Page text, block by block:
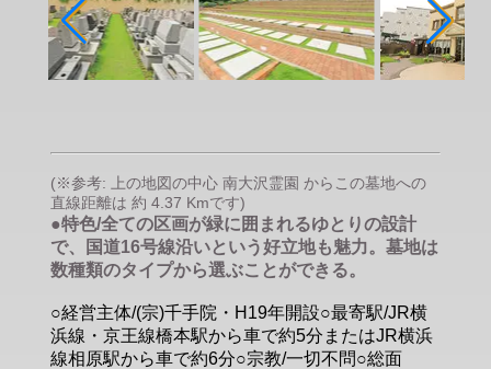
(※参考: 上の地図の中心 南大沢霊園 からこの墓地への
直線距離は 約 4.37 Kmです)
●特色/全ての区画が緑に囲まれるゆとりの設計
で、国道16号線沿いという好立地も魅力。墓地は
数種類のタイプから選ぶことができる。
○経営主体/(宗)千手院・H19年開設○最寄駅/JR横
浜線・京王線橋本駅から車で約5分またはJR横浜
線相原駅から車で約6分○宗教/一切不問○総面